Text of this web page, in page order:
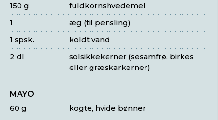
fuldkornshvedemel
150 g
æg (til pensling)
1
koldt vand
1 spsk.
solsikkekerner (sesamfrø, birkes
eller græskarkerner)
2 dl
MAYO
kogte, hvide bønner
60 g